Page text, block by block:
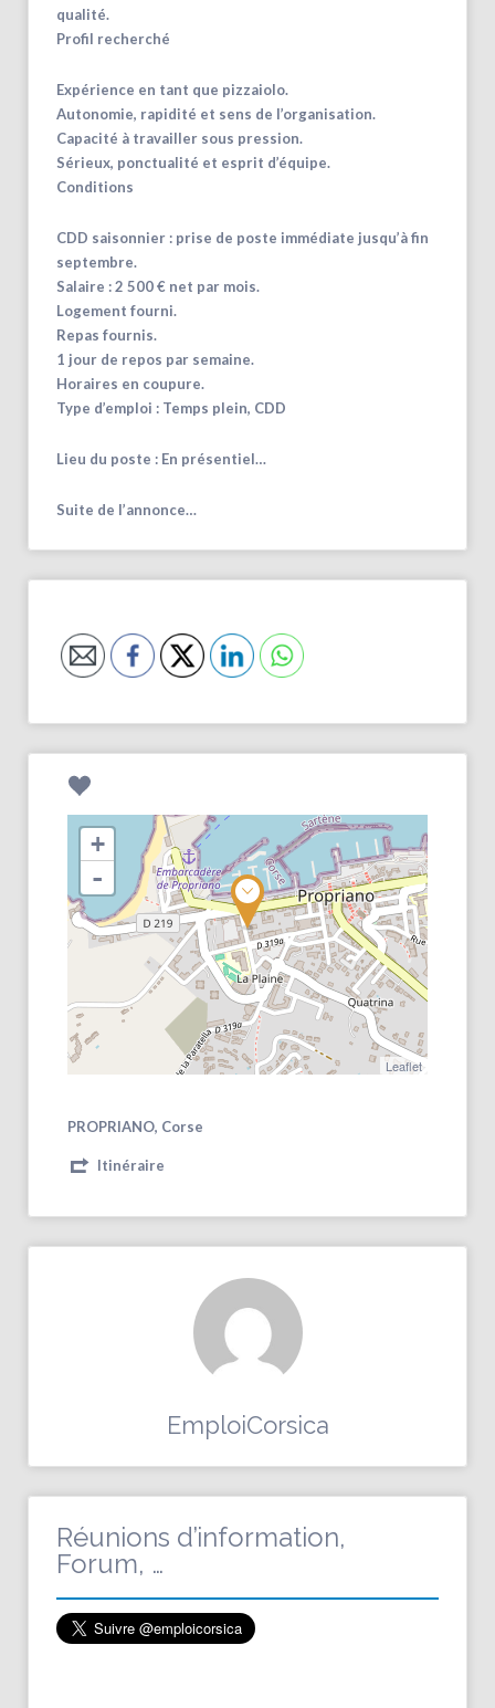
qualité.
Profil recherché
Expérience en tant que pizzaiolo.
Autonomie, rapidité et sens de l’organisation.
Capacité à travailler sous pression.
Sérieux, ponctualité et esprit d’équipe.
Conditions
CDD saisonnier : prise de poste immédiate jusqu’à fin
septembre.
Salaire : 2 500 € net par mois.
Logement fourni.
Repas fournis.
1 jour de repos par semaine.
Horaires en coupure.
Type d’emploi : Temps plein, CDD
Lieu du poste : En présentiel…
Suite de l’annonce…
+
-
Leaflet
PROPRIANO, Corse
Itinéraire
EmploiCorsica
Réunions d’information,
Forum, …